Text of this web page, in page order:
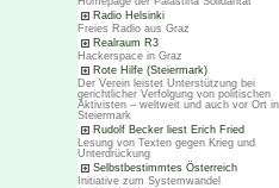
Radio Helsinki
Freies Radio aus Graz
Realraum R3
Hackerspace in Graz
Rote Hilfe (Steiermark)
Der Verein leistet Unterstützung bei
gerichtlicher Verfolgung von politischen
Aktivisten – weltweit und auch vor Ort
Steiermark
Rudolf Becker liest Erich Fried
Lesung von Texten gegen Krieg und
Unterdrückung
Selbstbestimmtes Österreich
Initiative zum Systemwandel